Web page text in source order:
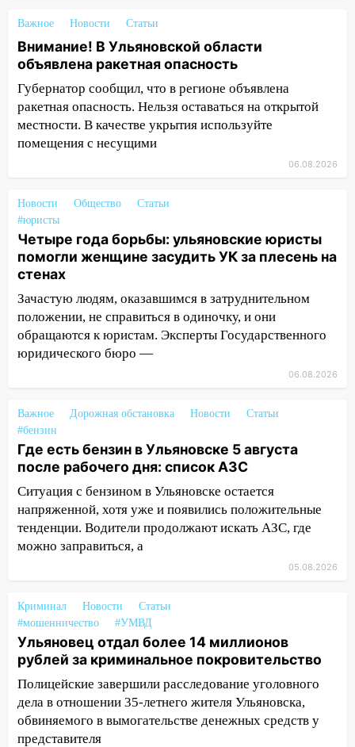
в России
07:02 Жара отступит: какой будет
погода в Ульяновске днем 5 августа
06:10 Двое мигрантов изнасиловали 13-
летнюю девочку в центре Ульяновска
06:00 Мертвеца выкопали, посадили в
мешок и попытались утопить в Волге
опасный день августа: что ждет каждый
знак 5 августа
04.08.2026
23:27
22:33 Прокуратура проверяет
спортивные объекты в Старой Майне
21:01
Ульяновцев приглашают сдать
кровь: День донора пройдёт 6 августа
20:17
Ульяновская область девятую
неделю подряд удерживает самые
низкие цены на подсолнечное масло
19:33 Коровы-рекордсменки: в
Ульяновской области выросли надои
молока
18:20
В Ульяновской области до конца
года благоустроят 20 родников
сирот получили жильё с начала года
16:43 Дорожный сезон перевалил за
экватор: в Ульяновской области
обновили половину региональных трасс
16:31 В Ульяновской области
капитально отремонтируют 101
многоквартирный дом
Важное Новости Статьи
Внимание! В Ульяновской области
объявлена ракетная опасность
Губернатор сообщил, что в регионе объявлена
ракетная опасность. Нельзя оставаться на открытой
местности. В качестве укрытия используйте
помещения с несущими
06.08.2026
Новости Общество
Статьи
#юристы
Четыре года борьбы: ульяновские юристы
помогли женщине засудить УК за плесень на
стенах
Зачастую людям, оказавшимся в затруднительном
положении, не справиться в одиночку, и они
обращаются к юристам. Эксперты Государственного
юридического бюро —
06.08.2026
Важное Дорожная обстановка Новости
Статьи
#бензин
Где есть бензин в Ульяновске 5 августа
после рабочего дня: список АЗС
Ситуация с бензином в Ульяновске остается
напряженной, хотя уже и появились положительные
тенденции. Водители продолжают искать АЗС, где
можно заправиться, а
05.08.2026
Криминал Новости
Статьи
#мошенничество
#УМВД
Ульяновец отдал более 14 миллионов
рублей за криминальное покровительство
Полицейские завершили расследование уголовного
дела в отношении 35-летнего жителя Ульяновска,
обвиняемого в вымогательстве денежных средств у
представителя